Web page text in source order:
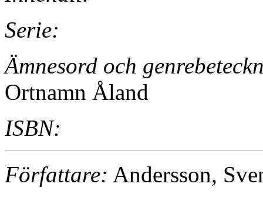
Serie:
Ämnesord och
Ortnamn Åland
ISBN:
Författare: Andersson,